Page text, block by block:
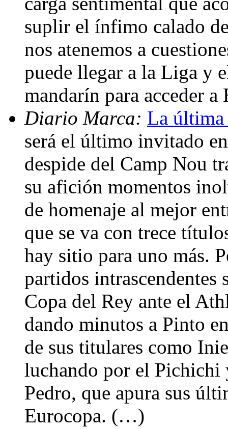
suplir el ínfimo calado
nos atenemos a
puede llegar a la Liga y
mandarín para acceder
Diario Marca: La última
será el último invitado
despide del Camp Nou
su afición momentos
de homenaje al mejor
que se va con trece
hay sitio para uno más.
partidos intrascendentes
Copa del Rey ante el
dando minutos a Pinto
de sus titulares como
luchando por el Pichichi
Pedro, que apura sus
Eurocopa. (…)